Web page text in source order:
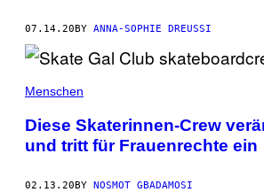
07.14.20 BY ANNA-SOPHIE DREUSSI
Menschen
Diese Skaterinnen-Crew
und tritt für Frauenrechte ein
02.13.20BY NOSMOT GBADAMOSI